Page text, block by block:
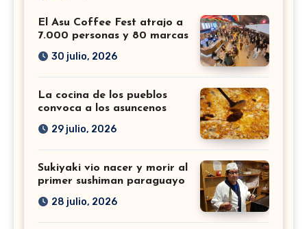
El Asu Coffee Fest atrajo a
7.000 personas y 80 marcas
30 julio, 2026
La cocina de los pueblos
convoca a los asuncenos
29 julio, 2026
Sukiyaki vio nacer y morir al
primer sushiman paraguayo
28 julio, 2026